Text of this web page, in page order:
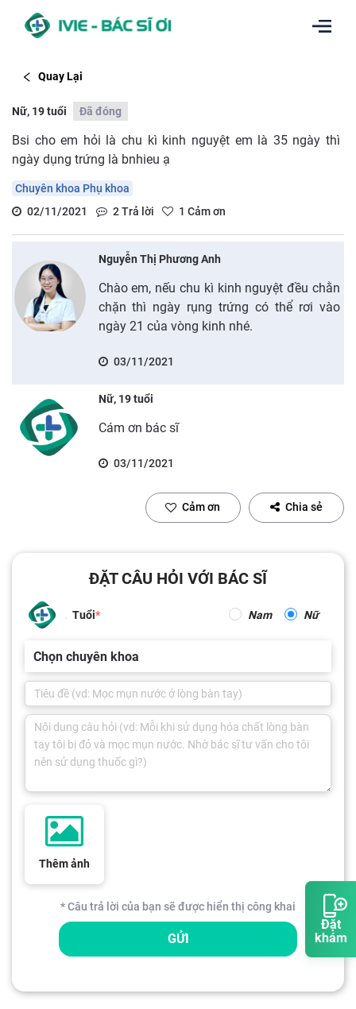
Đặt
khám
Quay Lại
Nữ, 19 tuổi Đã đóng
Bsi cho em hỏi là chu kì kinh nguyệt em là 35 ngày thì
ngày dụng trứng là bnhieu ạ
Chuyên khoa Phụ khoa
02/11/2021
2Trả lời 1 Cảm ơn
Nguyễn Thị Phương Anh
Chào em, nếu chu kì kinh nguyệt đều chằn
chặn thì ngày rụng trứng có thể rơi vào
ngày 21 của vòng kinh nhé.
03/11/2021
Nữ, 19 tuổi
Cám ơn bác sĩ
03/11/2021
Cảm ơn Chia sẻ
ĐẶT CÂU HỎI VỚI BÁC SĨ
Tuổi Nam Nữ
Chọn chuyên khoa
Thêm ảnh
* Câu trả lời của bạn sẽ được hiển thị công khai
GỬI